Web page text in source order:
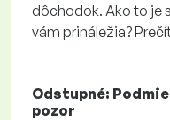
dôchodok. Ako to je
vám prináležia?
Odstupné:
pozor